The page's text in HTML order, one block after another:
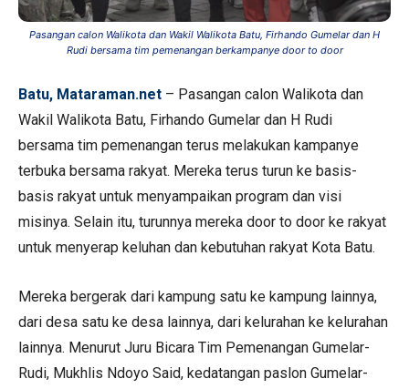
Pasangan calon Walikota dan Wakil Walikota Batu, Firhando Gumelar dan H
Rudi bersama tim pemenangan berkampanye door to door
Batu, Mataraman.net – Pasangan calon Walikota dan
Wakil Walikota Batu, Firhando Gumelar dan H Rudi
bersama tim pemenangan terus melakukan kampanye
terbuka bersama rakyat. Mereka terus turun ke basis-
basis rakyat untuk menyampaikan program dan visi
misinya. Selain itu, turunnya mereka door to door ke rakyat
untuk menyerap keluhan dan kebutuhan rakyat Kota Batu.
Mereka bergerak dari kampung satu ke kampung lainnya,
dari desa satu ke desa lainnya, dari kelurahan ke kelurahan
lainnya. Menurut Juru Bicara Tim Pemenangan Gumelar-
Rudi, Mukhlis Ndoyo Said, kedatangan paslon Gumelar-